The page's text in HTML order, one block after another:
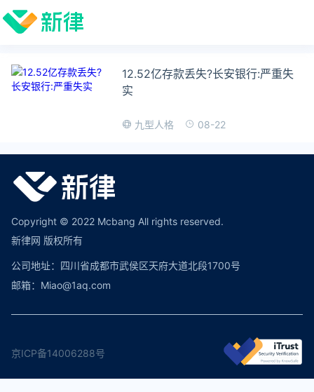
12.52亿存款丢失?长安银行:严重失
实
九型人格 08-22
Copyright © 2022 Mcbang All rights reserved.
新律网 版权所有
公司地址：四川省成都市武侯区天府大道北段1700号
邮箱：Miao@1aq.com
京ICP备14006288号